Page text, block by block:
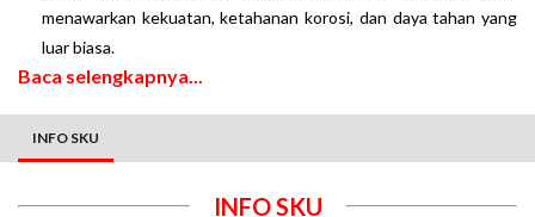
menawarkan kekuatan, ketahanan korosi, dan daya tahan yang
luar biasa.
Baca selengkapnya...
INFO SKU
INFO SKU